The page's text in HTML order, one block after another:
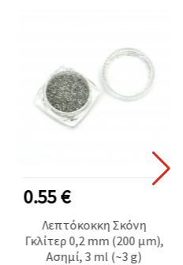
0.55 €
Λεπτόκοκκη Σκόνη
Γκλίτερ 0,2 mm (200 μm),
Ασημί, 3 ml (~3 g)